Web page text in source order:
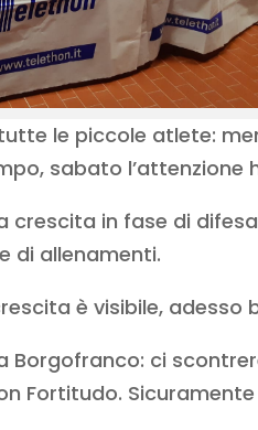
le piccole atlete:
sabato l’attenzione
in fase di
di allenamenti.
è visibile, adesso
ci
Fortitudo.